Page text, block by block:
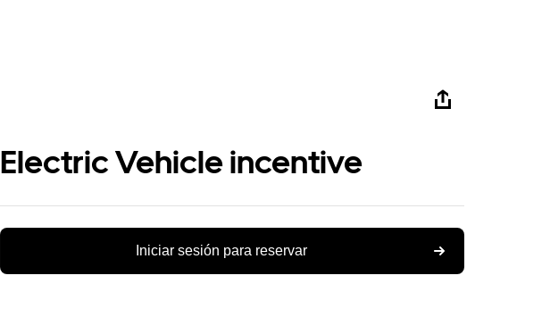
Electric Vehicle incentive
Iniciar sesión para reservar